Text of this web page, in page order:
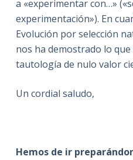
a «experimentar con…»
experimentación»). En
Evolución por selección
nos ha demostrado lo
tautología de nulo valor
Un cordial saludo,
Hemos de ir